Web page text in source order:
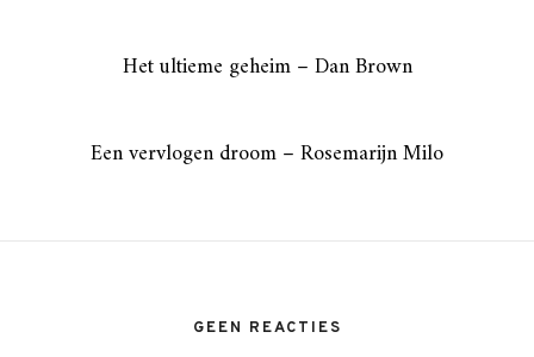
Het ultieme geheim – Dan Brown
Een vervlogen droom – Rosemarijn Milo
GEEN REACTIES